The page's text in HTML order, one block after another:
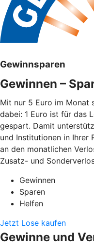
Gewinnsparen
Gewinnen –
Mit nur 5 Euro im Monat
dabei: 1 Euro ist für das
gespart. Damit
und Institutionen in Ihrer
an den monatlichen
Zusatz- und
Gewinnen
Sparen
Helfen
Jetzt Lose kaufen
Gewinne und